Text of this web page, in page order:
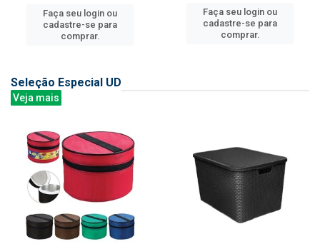
Faça seu login ou
cadastre-se para
comprar.
Faça seu login ou
cadastre-se para
comprar.
Seleção Especial UD
Veja mais